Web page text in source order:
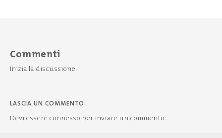
Commenti
Inizia la discussione.
LASCIA UN COMMENTO
Devi essere connesso per inviare un commento.